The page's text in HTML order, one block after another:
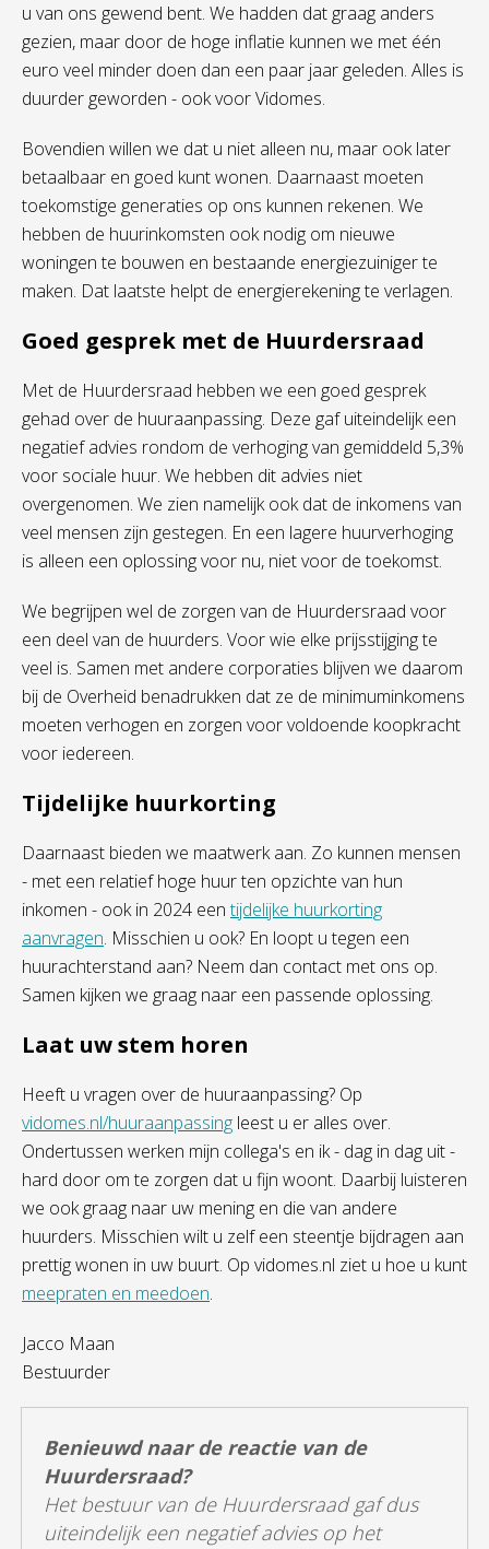
u van ons gewend bent. We hadden dat graag anders
gezien, maar door de hoge inflatie kunnen we met één
euro veel minder doen dan een paar jaar geleden. Alles is
duurder geworden - ook voor Vidomes.
Bovendien willen we dat u niet alleen nu, maar ook later
betaalbaar en goed kunt wonen. Daarnaast moeten
toekomstige generaties op ons kunnen rekenen. We
hebben de huurinkomsten ook nodig om nieuwe
woningen te bouwen en bestaande energiezuiniger te
maken. Dat laatste helpt de energierekening te verlagen.
Goed gesprek met de Huurdersraad
Met de Huurdersraad hebben we een goed gesprek
gehad over de huuraanpassing. Deze gaf uiteindelijk een
negatief advies rondom de verhoging van gemiddeld 5,3%
voor sociale huur. We hebben dit advies niet
overgenomen. We zien namelijk ook dat de inkomens van
veel mensen zijn gestegen. En een lagere huurverhoging
is alleen een oplossing voor nu, niet voor de toekomst.
We begrijpen wel de zorgen van de Huurdersraad voor
een deel van de huurders. Voor wie elke prijsstijging te
veel is. Samen met andere corporaties blijven we daarom
bij de Overheid benadrukken dat ze de minimuminkomens
moeten verhogen en zorgen voor voldoende koopkracht
voor iedereen.
Tijdelijke huurkorting
Daarnaast bieden we maatwerk aan. Zo kunnen mensen
- met een relatief hoge huur ten opzichte van hun
inkomen - ook in 2024 een tijdelijke huurkorting
aanvragen. Misschien u ook? En loopt u tegen een
huurachterstand aan? Neem dan contact met ons op.
Samen kijken we graag naar een passende oplossing.
Laat uw stem horen
Heeft u vragen over de huuraanpassing? Op
vidomes.nl/huuraanpassing leest u er alles over.
Ondertussen werken mijn collega's en ik - dag in dag uit -
hard door om te zorgen dat u fijn woont. Daarbij luisteren
we ook graag naar uw mening en die van andere
huurders. Misschien wilt u zelf een steentje bijdragen aan
prettig wonen in uw buurt. Op vidomes.nl ziet u hoe u kunt
meepraten en meedoen.
Jacco Maan
Bestuurder
Benieuwd naar de reactie van de
Huurdersraad?
Het bestuur van de Huurdersraad gaf dus
uiteindelijk een negatief advies op het